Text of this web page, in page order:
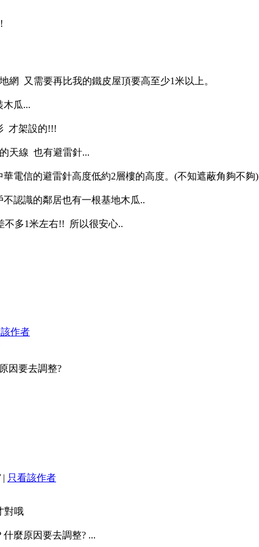
網 又需要再比我的鐵皮屋頂要高至少1米以上。
瓜...
才架設的!!!
天線 也有避雷針...
電信的避雷針高度低約2層樓的高度。(不知遮蔽角夠不夠)
認識的鄰居也有一根基地木瓜..
不多1米左右!! 所以很安心..
作者
因要去調整?
| 只看該作者
對哦
麼原因要去調整? ...